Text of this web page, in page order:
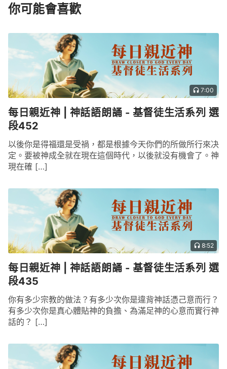
你可能會喜歡
7:00
每日親近神 | 神話語朗誦 - 基督徒生活系列 選
段452
以後你是得福還是受禍，都是根據今天你們的所做所行來决
定。要被神成全就在現在這個時代，以後就没有機會了。神
現在確 […]
8:52
每日親近神 | 神話語朗誦 - 基督徒生活系列 選
段435
你有多少宗教的做法？有多少次你是違背神話憑己意而行？
有多少次你是真心體貼神的負擔、為滿足神的心意而實行神
話的？ […]